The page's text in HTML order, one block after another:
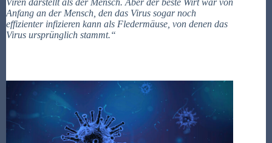
Viren darstellt als der Mensch. Aber der beste Wirt war von
Anfang an der Mensch, den das Virus sogar noch
effizienter infizieren kann als Fledermäuse, von denen das
Virus ursprünglich stammt.“